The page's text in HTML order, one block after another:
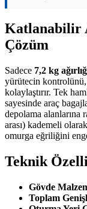
Katlanabilir
Çözüm
Sadece 7,2 kg
yürütecin kontrolünü,
kolaylaştırır. Tek
sayesinde araç
depolama alanlarına
arası) kademeli
omurga eğriliğini
Teknik
Gövde
Toplam